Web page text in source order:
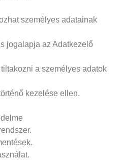
személyes adatainak
jogalapja az Adatkezelő
a személyes adatok
kezelése ellen.